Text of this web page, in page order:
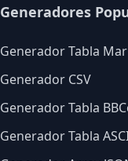
Generadores
Generador Tabla
Generador CSV
Generador Tabla
Generador Tabla